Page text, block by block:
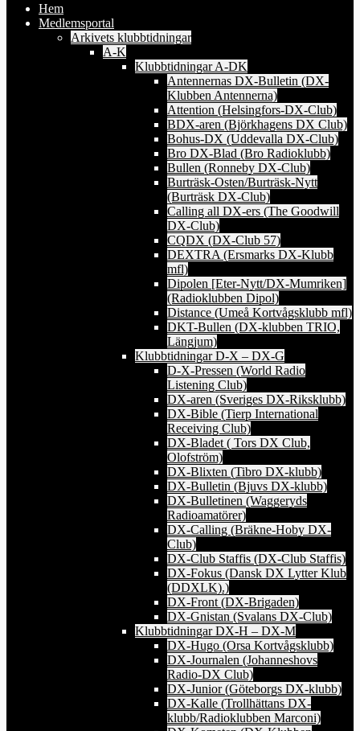
Hem
Medlemsportal
Arkivets klubbtidningar
A-K
Klubbtidningar A-DK
Antennernas DX-Bulletin (DX-
Klubben Antennerna)
Attention (Helsingfors-DX-Club)
BDX-aren (Björkhagens DX Club)
Bohus-DX (Uddevalla DX-Club)
Bro DX-Blad (Bro Radioklubb)
Bullen (Ronneby DX-Club)
Burträsk-Osten/Burträsk-Nytt
(Burträsk DX-Club)
Calling all DX-ers (The Goodwill
DX-Club)
CQDX (DX-Club 57)
DEXTRA (Ersmarks DX-Klubb
mfl)
Dipolen [Eter-Nytt/DX-Mumriken]
(Radioklubben Dipol)
Distance (Umeå Kortvågsklubb mfl)
DKT-Bullen (DX-klubben TRIO,
Längjum)
Klubbtidningar D-X – DX-G
D-X-Pressen (World Radio
Listening Club)
DX-aren (Sveriges DX-Riksklubb)
DX-Bible (Tierp International
Receiving Club)
DX-Bladet ( Tors DX Club,
Olofström)
DX-Blixten (Tibro DX-klubb)
DX-Bulletin (Bjuvs DX-klubb)
DX-Bulletinen (Waggeryds
Radioamatörer)
DX-Calling (Bräkne-Hoby DX-
Club)
DX-Club Staffis (DX-Club Staffis)
DX-Fokus (Dansk DX Lytter Klub
(DDXLK).)
DX-Front (DX-Brigaden)
DX-Gnistan (Svalans DX-Club)
Klubbtidningar DX-H – DX-M
DX-Hugo (Orsa Kortvågsklubb)
DX-Journalen (Johanneshovs
Radio-DX Club)
DX-Junior (Göteborgs DX-klubb)
DX-Kalle (Trollhättans DX-
klubb/Radioklubben Marconi)